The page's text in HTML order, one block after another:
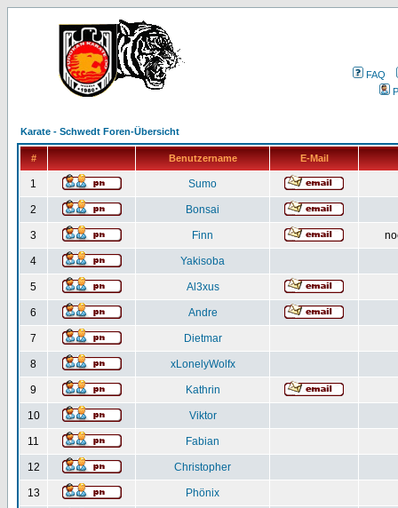
FAQ
Karate - Schwedt Foren-Übersicht
# Benutzername E-Mail
1 Sumo
2 Bonsai
3 Finn
4 Yakisoba
5 Al3xus
6 Andre
7 Dietmar
8 xLonelyWolfx
9 Kathrin
10 Viktor
11 Fabian
12 Christopher
13 Phönix